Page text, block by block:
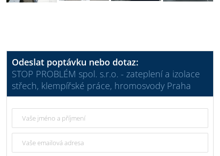
Odeslat poptávku nebo dotaz:
STOP PROBLÉM spol. s.r.o. - zateplení a izolace
střech, klempířské práce, hromosvody Praha